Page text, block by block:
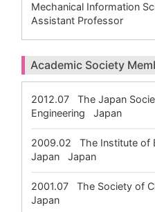
Mechanical Information
Assistant Professor
Academic Society
2012.07 The Japan
Engineering Japan
2009.02 The Institute of
Japan Japan
2001.07 The Society of
Japan